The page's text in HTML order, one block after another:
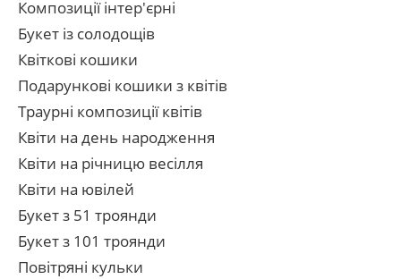
Композиції інтер'єрні
Букет із солодощів
Квіткові кошики
Подарункові кошики з квітів
Траурні композиції квітів
Квіти на день народження
Квіти на річницю весілля
Квіти на ювілей
Букет з 51 троянди
Букет з 101 троянди
Повітряні кульки